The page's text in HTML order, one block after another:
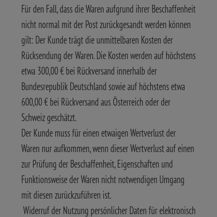
Für den Fall, dass die Waren aufgrund ihrer Beschaffenheit
nicht normal mit der Post zurückgesandt werden können
gilt: Der Kunde trägt die unmittelbaren Kosten der
Rücksendung der Waren. Die Kosten werden auf höchstens
etwa 300,00 € bei Rückversand innerhalb der
Bundesrepublik Deutschland sowie auf höchstens etwa
600,00 € bei Rückversand aus Österreich oder der
Schweiz geschätzt.
Der Kunde muss für einen etwaigen Wertverlust der
Waren nur aufkommen, wenn dieser Wertverlust auf einen
zur Prüfung der Beschaffenheit, Eigenschaften und
Funktionsweise der Waren nicht notwendigen Umgang
mit diesen zurückzuführen ist.
Widerruf der Nutzung persönlicher Daten für elektronisch